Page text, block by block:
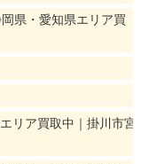
県・愛知県エリア買
リア買取中｜掛川市宮